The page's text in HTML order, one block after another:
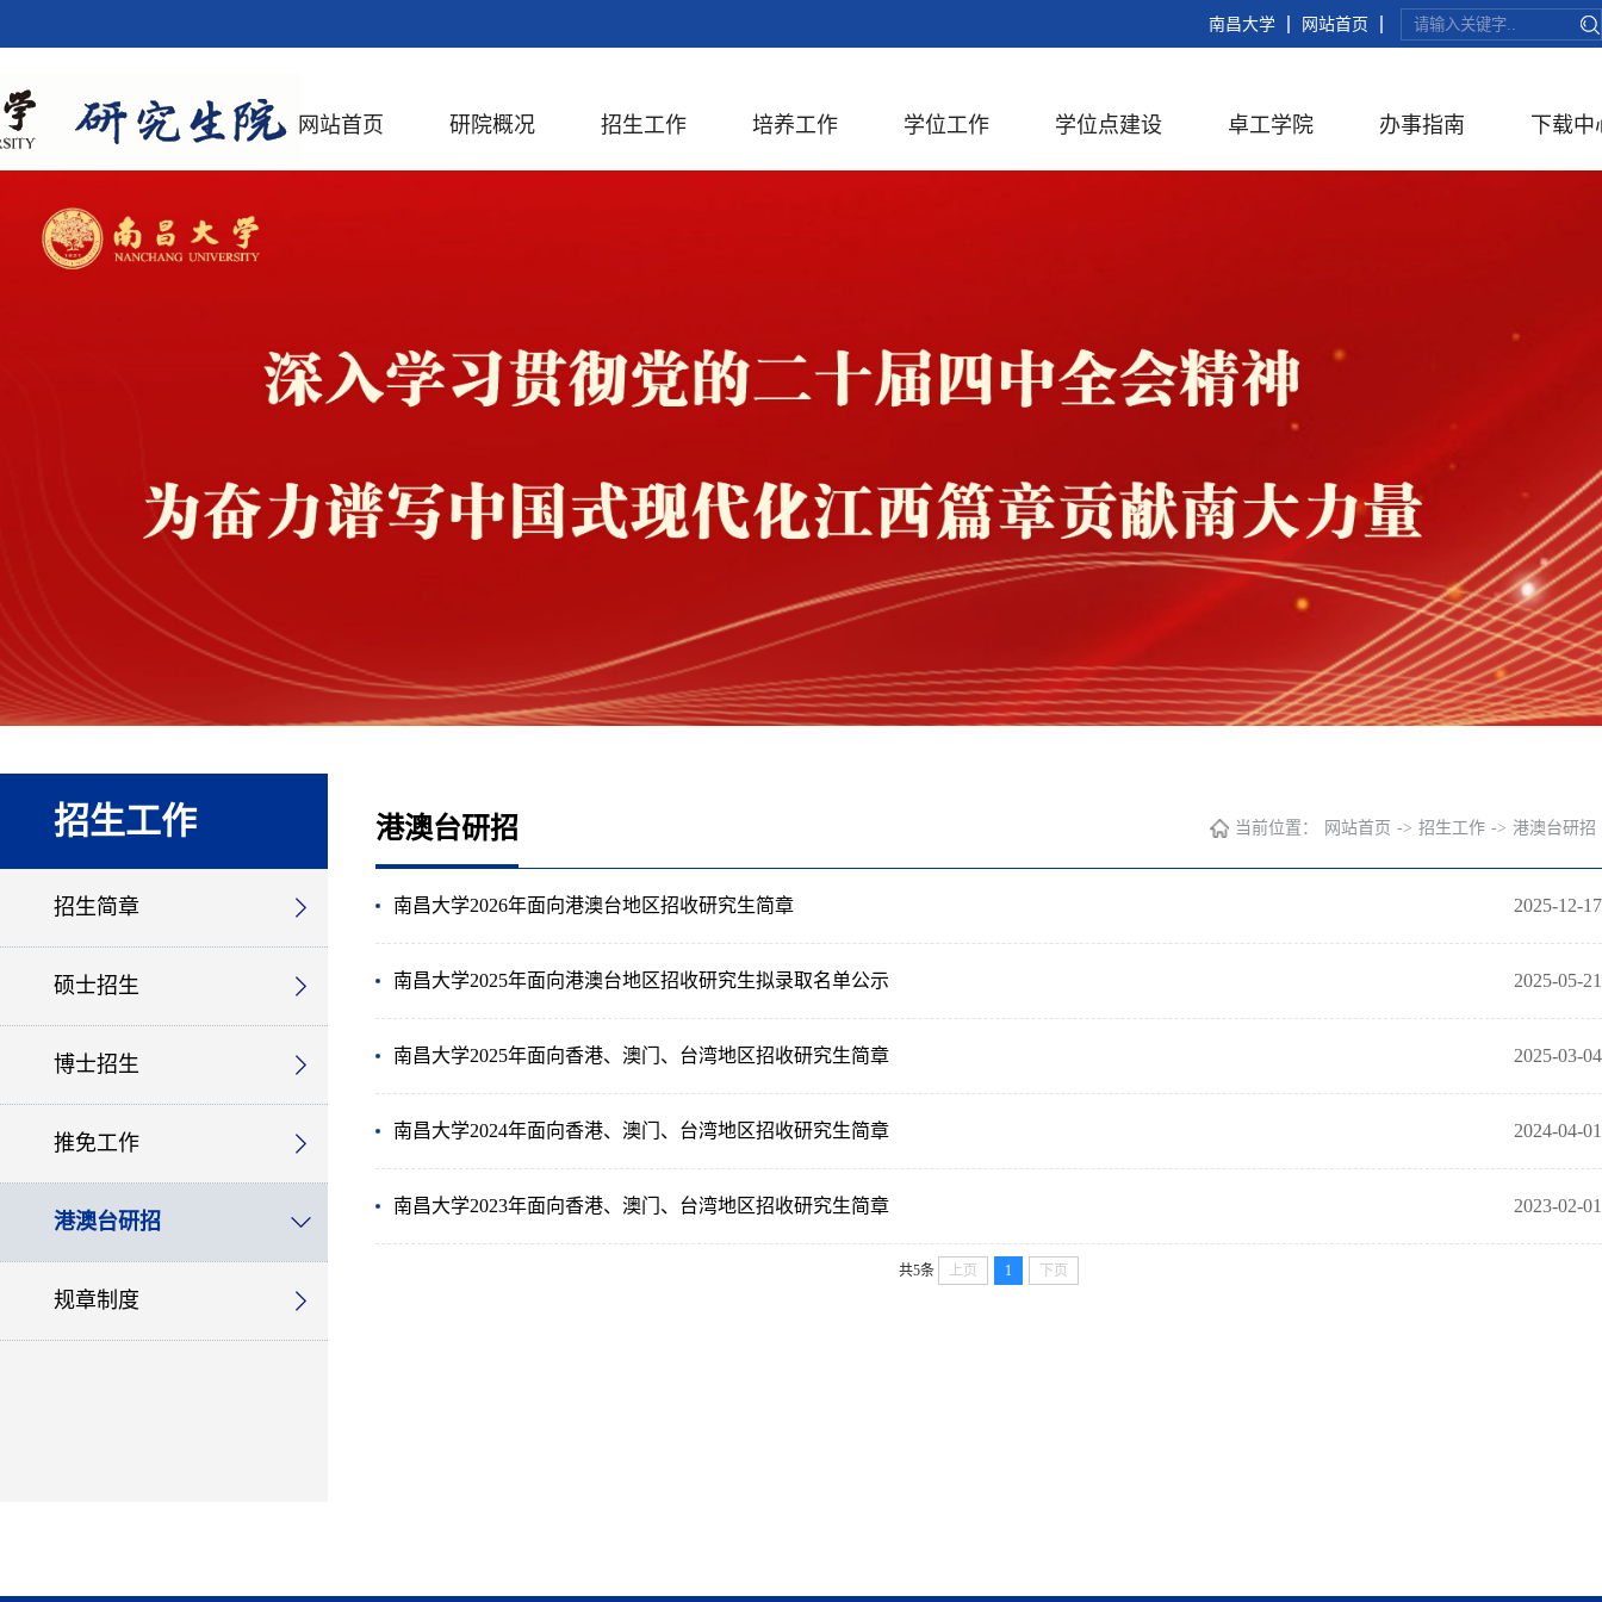
南昌大学 网站首页
网站首页 研院概况 招生工作 培养工作 学位工作 学位点建设 卓工学院 办事指南 下载中
招生工作
招生简章
硕士招生
博士招生
推免工作
港澳台研招
规章制度
港澳台研招 当前位置： 网站首页 -> 招生工作 -> 港澳台研招
2025-12-17
南昌大学2026年面向港澳台地区招收研究生简章
2025-05-21
南昌大学2025年面向港澳台地区招收研究生拟录取名单公示
2025-03-04
南昌大学2025年面向香港、澳门、台湾地区招收研究生简章
2024-04-01
南昌大学2024年面向香港、澳门、台湾地区招收研究生简章
2023-02-01
南昌大学2023年面向香港、澳门、台湾地区招收研究生简章
共5条 上页 1 下页